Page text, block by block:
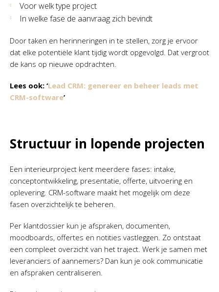
Voor welk type project
In welke fase de aanvraag zich bevindt
Door taken en herinneringen in te stellen, zorg je ervoor
dat elke potentiële klant tijdig wordt opgevolgd. Dat vergroot
de kans op nieuwe opdrachten.
Lees ook: ‘Lead CRM: genereer en beheer leads met
CRM-software’
Structuur in lopende projecten
Een interieurproject kent meerdere fases: intake,
conceptontwikkeling, presentatie, offerte, uitvoering en
oplevering. CRM-software maakt het mogelijk om deze
fasen overzichtelijk te beheren.
Per klantdossier kun je afspraken, documenten,
moodboards, offertes en notities vastleggen. Zo ontstaat
een compleet overzicht van het traject. Werk je samen met
leveranciers of aannemers? Dan kun je ook communicatie
en afspraken centraliseren.